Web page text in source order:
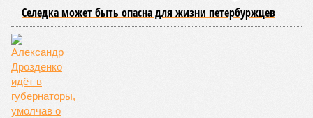
Селедка может быть опасна для жизни петербуржцев